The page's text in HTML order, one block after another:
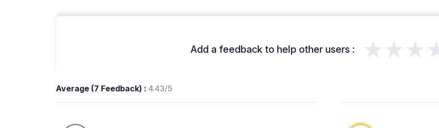
Add a feedback to help other users :
Average (7 Feedback) : 4.43/5